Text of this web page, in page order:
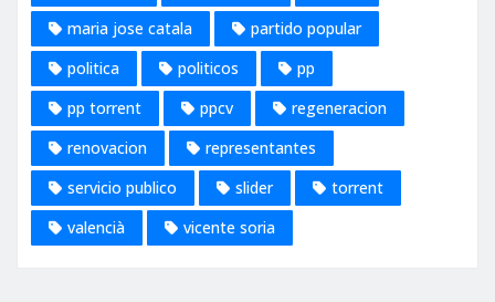
maria jose catala
partido popular
politica
politicos
pp
pp torrent
ppcv
regeneracion
renovacion
representantes
servicio publico
slider
torrent
valencià
vicente soria